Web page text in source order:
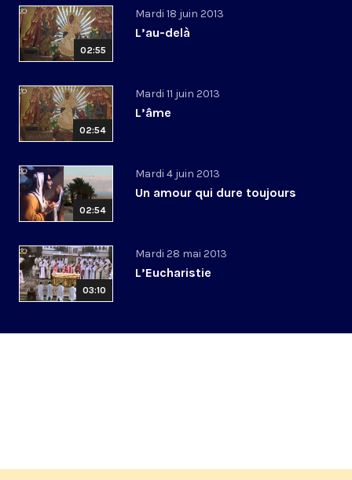
02:55
Mardi 18 juin 2013
L’au-delà
02:54
Mardi 11 juin 2013
L’âme
02:54
Mardi 4 juin 2013
Un amour qui dure toujours
03:10
Mardi 28 mai 2013
L’Eucharistie